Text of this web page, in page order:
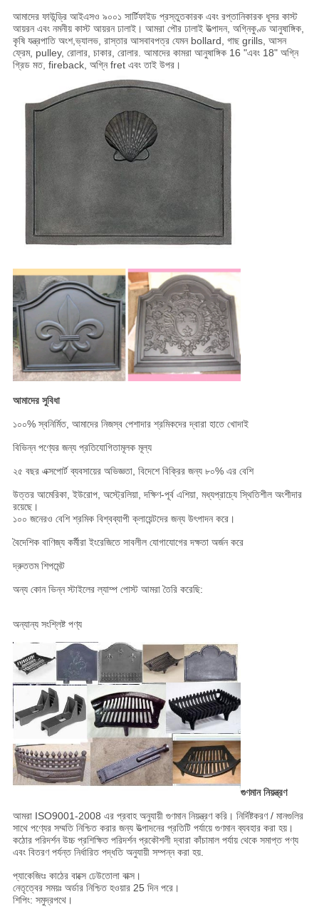
আমাদের ফাউন্ড্রি আইএসও ৯০০১ সার্টিফাইড প্রস্তুতকারক এবং রপ্তানিকারক ধূসর কাস্ট
আয়রন এবং নমনীয় কাস্ট আয়রন ঢালাই। আমরা পৌর ঢালাই উত্পাদন, অগ্নিকুণ্ড আনুষাঙ্গিক,
কৃষি যন্ত্রপাতি অংশ,ভ্যালভ, রাস্তার আসবাবপত্র যেমন bollard, গাছ grills, আসন
ফ্রেম, pulley, রোলার, চাকার, রোলার. আমাদের কামরা আনুষাঙ্গিক 16 "এবং 18" অগ্নি
গ্রিড মত, fireback, অগ্নি fret এবং তাই উপর।
আমাদের সুবিধা
১০০% স্বনির্মিত, আমাদের নিজস্ব পেশাদার শ্রমিকদের দ্বারা হাতে খোদাই
বিভিন্ন পণ্যের জন্য প্রতিযোগিতামূলক মূল্য
২৫ বছর এক্সপোর্ট ব্যবসায়ের অভিজ্ঞতা, বিদেশে বিক্রির জন্য ৮০% এর বেশি
উত্তর আমেরিকা, ইউরোপ, অস্ট্রেলিয়া, দক্ষিণ-পূর্ব এশিয়া, মধ্যপ্রাচ্যে স্থিতিশীল অংশীদার
রয়েছে।
১০০ জনেরও বেশি শ্রমিক বিশ্বব্যাপী ক্লায়েন্টদের জন্য উৎপাদন করে।
বৈদেশিক বাণিজ্য কর্মীরা ইংরেজিতে সাবলীল যোগাযোগের দক্ষতা অর্জন করে
দ্রুততম শিপমেন্ট
অন্য কোন ভিন্ন স্টাইলের ল্যাম্প পোস্ট আমরা তৈরি করেছি:
অন্যান্য সংশ্লিষ্ট পণ্য
গুণমান নিয়ন্ত্রণ
আমরা ISO9001-2008 এর প্রবাহ অনুযায়ী গুণমান নিয়ন্ত্রণ করি। নির্দিষ্টকরণ / মানগুলির
সাথে পণ্যের সম্মতি নিশ্চিত করার জন্য উত্পাদনের প্রতিটি পর্যায়ে গুণমান ব্যবহার করা হয়।
কঠোর পরিদর্শন উচ্চ প্রশিক্ষিত পরিদর্শন প্রকৌশলী দ্বারা কাঁচামাল পর্যায় থেকে সমাপ্ত পণ্য
এবং বিতরণ পর্যন্ত নির্ধারিত পদ্ধতি অনুযায়ী সম্পন্ন করা হয়.
প্যাকেজিংঃ কাঠের বাক্সে ঢেউতোলা বাক্স।
নেতৃত্বের সময়ঃ অর্ডার নিশ্চিত হওয়ার 25 দিন পরে।
শিপিং: সমুদ্রপথে।